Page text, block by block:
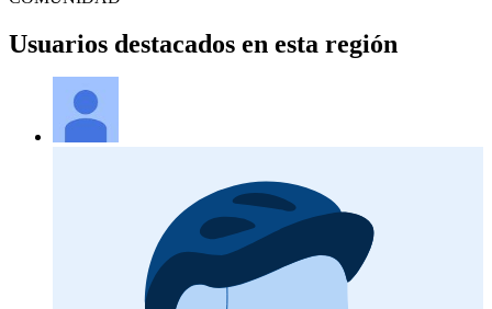
Usuarios destacados en esta región